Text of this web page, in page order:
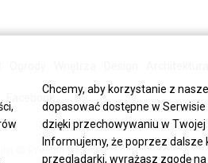
© Pressland SA
Chcemy, aby korzystanie z
dopasować dostępne w
dzięki przechowywaniu w
Informujemy, że poprzez
przeglądarki, wyrażasz zgodę